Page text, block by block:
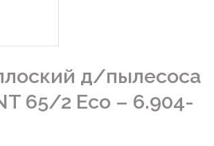
д/пылесоса
65/2 Eco – 6.904-